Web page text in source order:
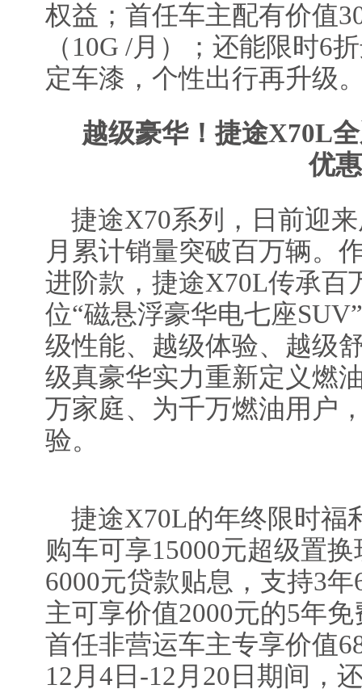
权益；首任车主配有价值
（10G /月）；还能限时6
定车漆，个性出行再升级
越级豪华！捷途X70L
优惠
捷途X70系列，日前迎
月累计销量突破百万辆。
进阶款，捷途X70L传承百
位“磁悬浮豪华电七座
级性能、越级体验、越级
级真豪华实力重新定义燃
万家庭、为千万燃油用户
验。
捷途X70L的年终限时福
购车可享15000元超级置
6000元贷款贴息，支持3
主可享价值2000元的5年
首任非营运车主专享价值
12月4日-12月20日期间，